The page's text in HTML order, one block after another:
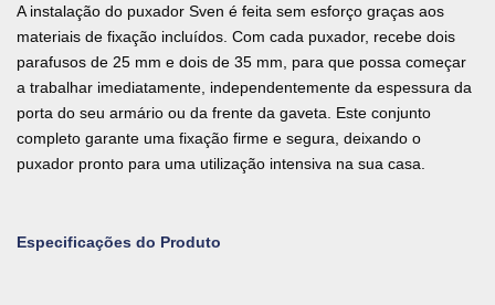
A instalação do puxador Sven é feita sem esforço graças aos
materiais de fixação incluídos. Com cada puxador, recebe dois
parafusos de 25 mm e dois de 35 mm, para que possa começar
a trabalhar imediatamente, independentemente da espessura da
porta do seu armário ou da frente da gaveta. Este conjunto
completo garante uma fixação firme e segura, deixando o
puxador pronto para uma utilização intensiva na sua casa.
Especificações do Produto